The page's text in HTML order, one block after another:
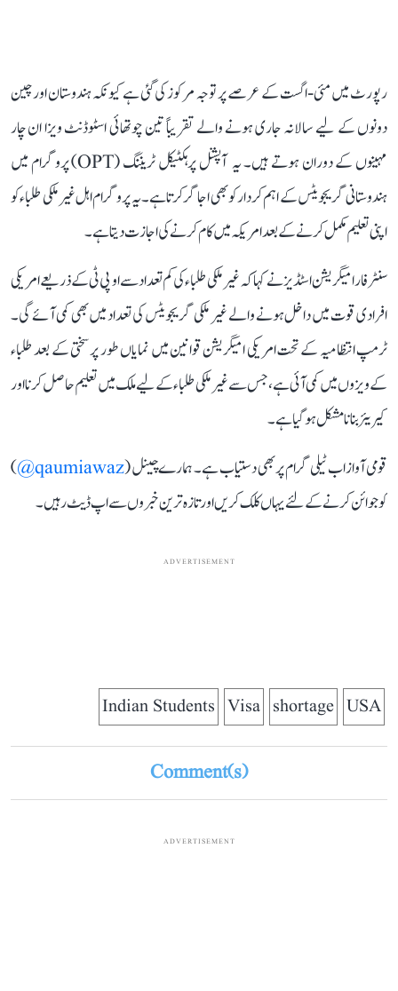
رپورٹ میں مئی-اگست کے عرصے پر توجہ مرکوز کی گئی ہے کیونکہ ہندوستان اور چین
دونوں کے لیے سالانہ جاری ہونے والے تقریباً تین چوتھائی اسٹوڈنٹ ویزا ان چار
مہینوں کے دوران ہوتے ہیں۔ یہ آپشنل پرہکٹیکل ٹریننگ (OPT) پروگرام میں
ہندوستانی گریجویٹس کے اہم کردار کو بھی اجاگر کرتا ہے۔ یہ پروگرام اہل غیر ملکی طلباء کو
اپنی تعلیم مکمل کرنے کے بعد امریکہ میں کام کرنے کی اجازت دیتا ہے۔
سنٹر فار امیگریشن اسٹڈیز نے کہا کہ غیر ملکی طلباء کی کم تعداد سے او پی ٹی کے ذریعے امریکی
افرادی قوت میں داخل ہونے والے غیر ملکی گریجویٹس کی تعداد میں بھی کمی آئے گی۔
ٹرمپ انتظامیہ کے تحت امریکی امیگریشن قوانین میں نمایاں طور پر سختی کے بعد طلباء
کے ویزوں میں کمی آئی ہے، جس سے غیر ملکی طلباء کے لیے ملک میں تعلیم حاصل کرنا اور
کیریئر بنانا مشکل ہو گیا ہے۔
قومی آواز اب ٹیلی گرام پر بھی دستیاب ہے۔ ہمارے چینل (qaumiawaz@
)
کو جوائن کرنے کے لئے یہاں کلک کریں اور تازہ ترین خبروں سے اپ ڈیٹ رہیں۔
ADVERTISEMENT
USA
shortage
Visa
Indian Students
Comment(s)
ADVERTISEMENT